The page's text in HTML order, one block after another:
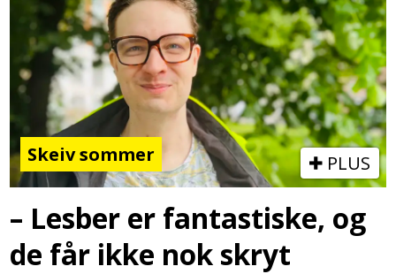
Skeiv sommer PLUS
– Lesber er fantastiske, og
de får ikke nok skryt